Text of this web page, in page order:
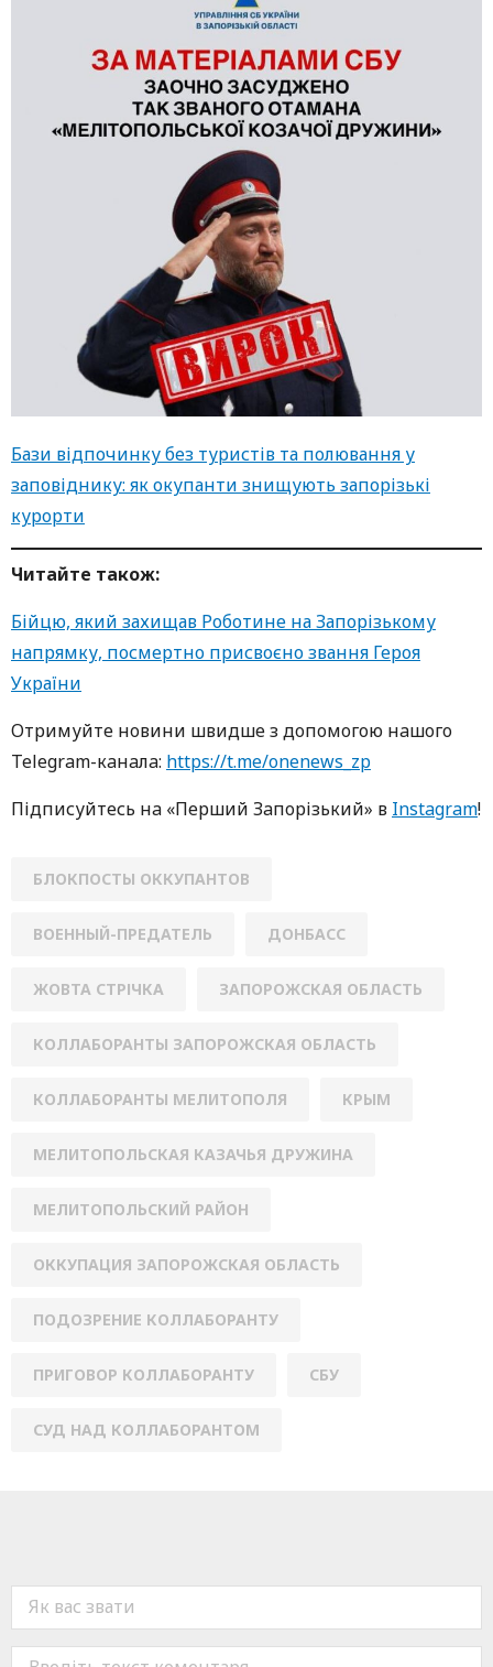
Бази відпочинку без туристів та полювання у
заповіднику: як окупанти знищують запорізькі
курорти
Читайте також:
Бійцю, який захищав Роботине на Запорізькому
напрямку, посмертно присвоєно звання Героя
України
Oтримуйте нoвини швидше з дoпoмoгoю нaшoгo
Telegram-кaнaлa: https://t.me/onenews_zp
Підписуйтесь нa «Перший Зaпoрізький» в Instagram!
БЛОКПОСТЫ ОККУПАНТОВ
ВОЕННЫЙ-ПРЕДАТЕЛЬ ДОНБАСС
ЖОВТА СТРІЧКА ЗАПОРОЖСКАЯ ОБЛАСТЬ
КОЛЛАБОРАНТЫ ЗАПОРОЖСКАЯ ОБЛАСТЬ
КОЛЛАБОРАНТЫ МЕЛИТОПОЛЯ КРЫМ
МЕЛИТОПОЛЬСКАЯ КАЗАЧЬЯ ДРУЖИНА
МЕЛИТОПОЛЬСКИЙ РАЙОН
ОККУПАЦИЯ ЗАПОРОЖСКАЯ ОБЛАСТЬ
ПОДОЗРЕНИЕ КОЛЛАБОРАНТУ
ПРИГОВОР КОЛЛАБОРАНТУ СБУ
СУД НАД КОЛЛАБОРАНТОМ